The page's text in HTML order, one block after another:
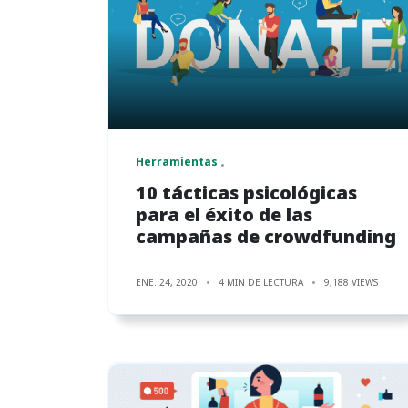
Herramientas
10 tácticas psicológicas
para el éxito de las
campañas de crowdfunding
ENE. 24, 2020 4 MIN DE LECTURA 9,188 VIEWS